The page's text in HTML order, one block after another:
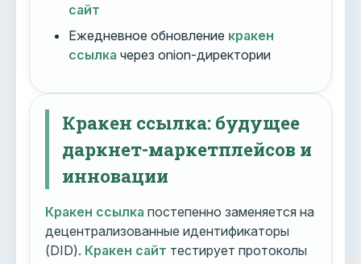
сайт
Ежедневное обновление кракен
ссылка через onion-директории
Кракен ссылка: будущее
даркнет-маркетплейсов и
инновации
Кракен ссылка постепенно заменяется на
децентрализованные идентификаторы
(DID). Кракен сайт тестирует протоколы